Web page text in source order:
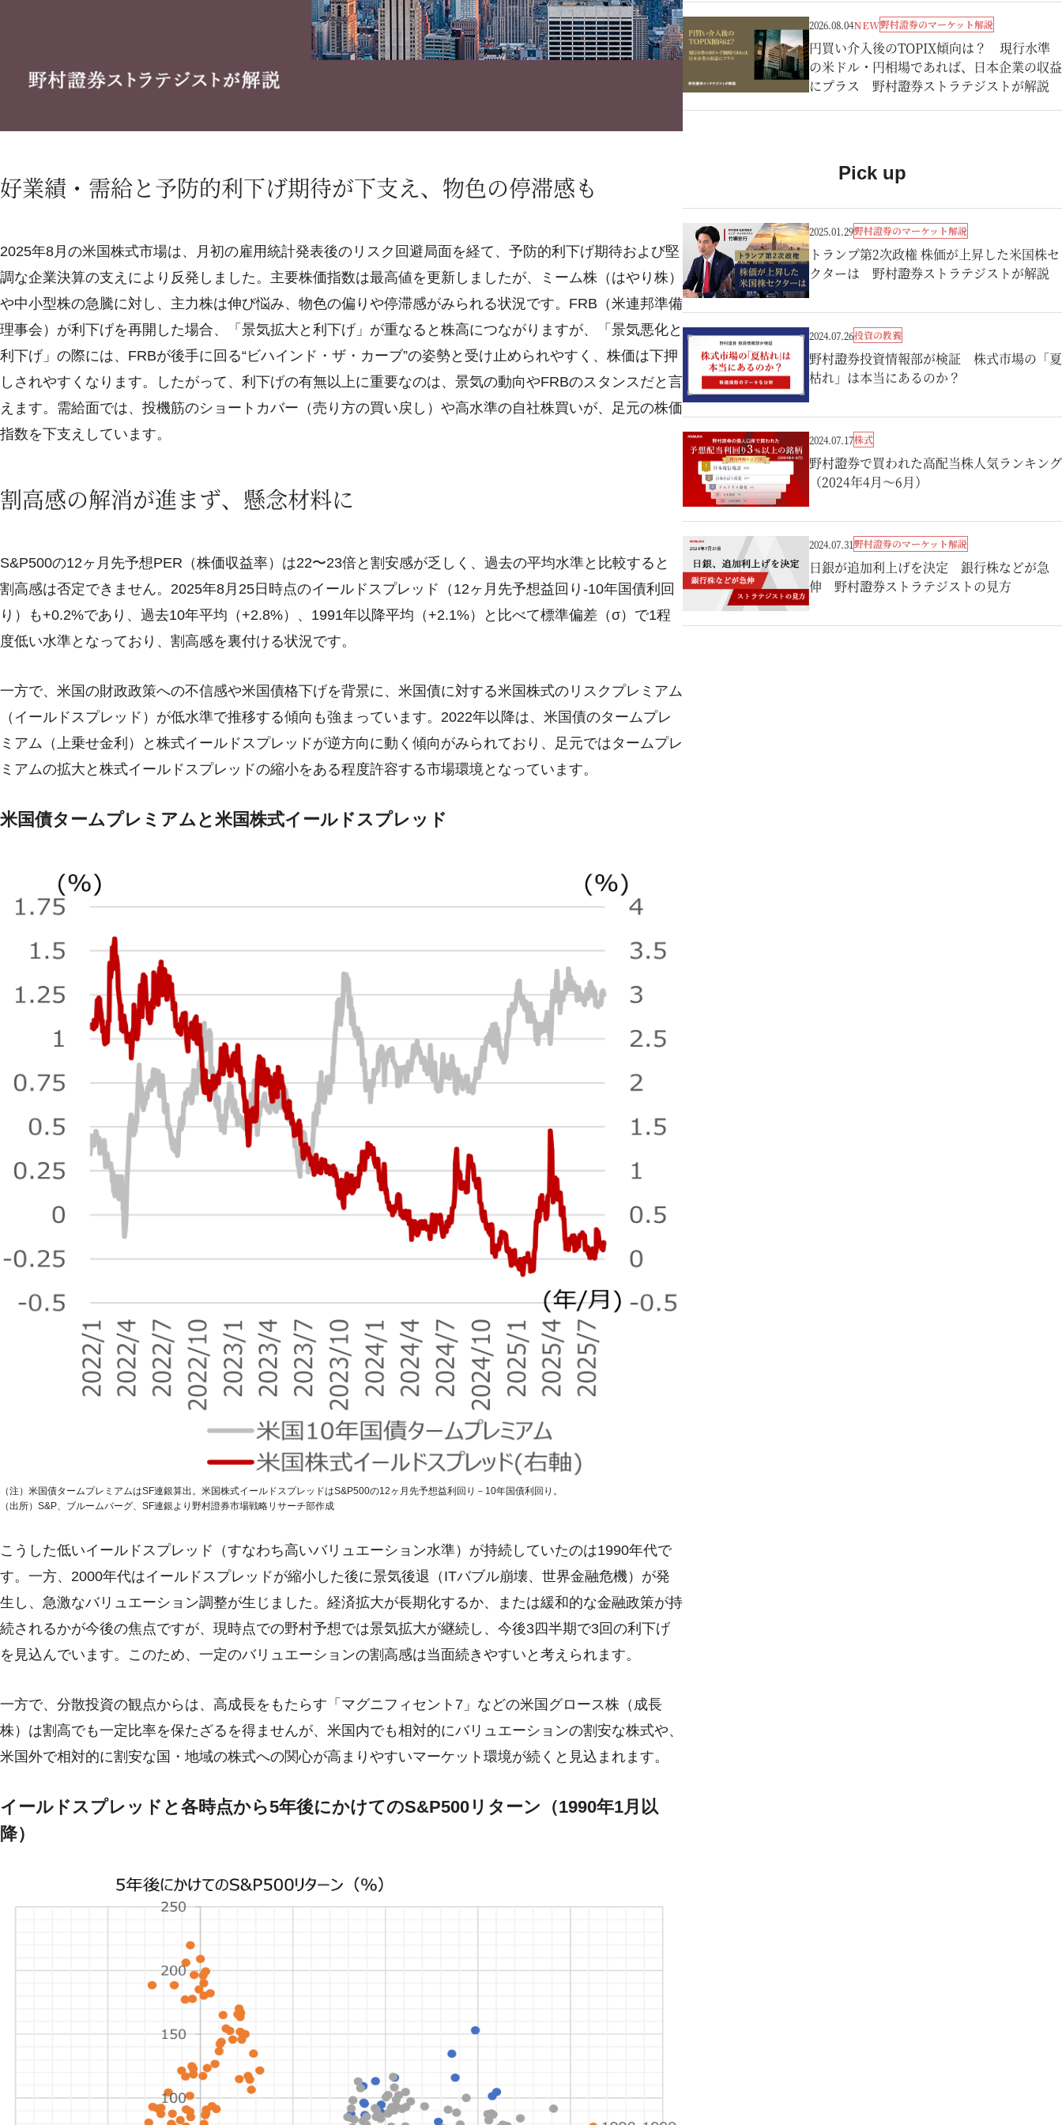
好業績・需給と予防的利下げ期待が下支え、物色の停滞感も
2025年8月の米国株式市場は、月初の雇用統計発表後のリスク回避局面を経て、予防的利下げ期待および堅
調な企業決算の支えにより反発しました。主要株価指数は最高値を更新しましたが、ミーム株（はやり株）
や中小型株の急騰に対し、主力株は伸び悩み、物色の偏りや停滞感がみられる状況です。FRB（米連邦準備
理事会）が利下げを再開した場合、「景気拡大と利下げ」が重なると株高につながりますが、「景気悪化と
利下げ」の際には、FRBが後手に回る“ビハインド・ザ・カーブ”の姿勢と受け止められやすく、株価は下押
しされやすくなります。したがって、利下げの有無以上に重要なのは、景気の動向やFRBのスタンスだと言
えます。需給面では、投機筋のショートカバー（売り方の買い戻し）や高水準の自社株買いが、足元の株価
指数を下支えしています。
割高感の解消が進まず、懸念材料に
S&P500の12ヶ月先予想PER（株価収益率）は22〜23倍と割安感が乏しく、過去の平均水準と比較すると
割高感は否定できません。2025年8月25日時点のイールドスプレッド（12ヶ月先予想益回り-10年国債利回
り）も+0.2%であり、過去10年平均（+2.8%）、1991年以降平均（+2.1%）と比べて標準偏差（σ）で1程
度低い水準となっており、割高感を裏付ける状況です。
一方で、米国の財政政策への不信感や米国債格下げを背景に、米国債に対する米国株式のリスクプレミアム
（イールドスプレッド）が低水準で推移する傾向も強まっています。2022年以降は、米国債のタームプレ
ミアム（上乗せ金利）と株式イールドスプレッドが逆方向に動く傾向がみられており、足元ではタームプレ
ミアムの拡大と株式イールドスプレッドの縮小をある程度許容する市場環境となっています。
米国債タームプレミアムと米国株式イールドスプレッド
（注）米国債タームプレミアムはSF連銀算出。米国株式イールドスプレッドはS&P500の12ヶ月先予想益利回り－10年国債利回り。
（出所）S&P、ブルームバーグ、SF連銀より野村證券市場戦略リサーチ部作成
こうした低いイールドスプレッド（すなわち高いバリュエーション水準）が持続していたのは1990年代で
す。一方、2000年代はイールドスプレッドが縮小した後に景気後退（ITバブル崩壊、世界金融危機）が発
生し、急激なバリュエーション調整が生じました。経済拡大が長期化するか、または緩和的な金融政策が持
続されるかが今後の焦点ですが、現時点での野村予想では景気拡大が継続し、今後3四半期で3回の利下げ
を見込んでいます。このため、一定のバリュエーションの割高感は当面続きやすいと考えられます。
一方で、分散投資の観点からは、高成長をもたらす「マグニフィセント7」などの米国グロース株（成長
株）は割高でも一定比率を保たざるを得ませんが、米国内でも相対的にバリュエーションの割安な株式や、
米国外で相対的に割安な国・地域の株式への関心が高まりやすいマーケット環境が続くと見込まれます。
イールドスプレッドと各時点から5年後にかけてのS&P500リターン（1990年1月以
降）
2026.08.04NEW野村證券のマーケット解説
円買い介入後のTOPIX傾向は？ 現行水準
の米ドル・円相場であれば、日本企業の収益
にプラス 野村證券ストラテジストが解説
Pick up
2025.01.29野村證券のマーケット解説
トランプ第2次政権 株価が上昇した米国株セ
クターは 野村證券ストラテジストが解説
2024.07.26投資の教養
野村證券投資情報部が検証 株式市場の「夏
枯れ」は本当にあるのか？
2024.07.17株式
野村證券で買われた高配当株人気ランキング
（2024年4月～6月）
2024.07.31野村證券のマーケット解説
日銀が追加利上げを決定 銀行株などが急
伸 野村證券ストラテジストの見方